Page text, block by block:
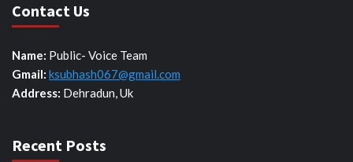
Contact Us
Name: Public- Voice Team
Gmail: ksubhash067@gmail.com
Address: Dehradun, Uk
Recent Posts